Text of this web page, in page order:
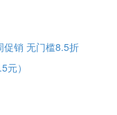
促销 无门槛8.5折
）